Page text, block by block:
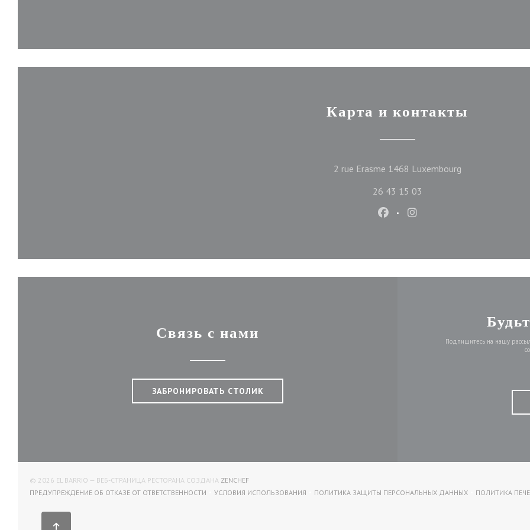
Карта и контакты
2 rue Erasme 1468 Luxembourg
26 43 15 03
Facebook ((открывается в новом
Instagram ((открывается
Связь с нами
ЗАБРОНИРОВАТЬ СТОЛИК
Подпишитесь на нашу
© 2026 EL BARRIO — ВЕБ-СТРАНИЦА РЕСТОРАНА СОЗДАНА ZENCHEF((ОТКРЫВАЕТСЯ В НОВОМ ОКНЕ))
ПРЕДУПРЕЖДЕНИЕ ОБ ОТКАЗЕ ОТ ОТВЕТСТВЕННОСТИ
((ОТКРЫВАЕТСЯ В НОВОМ ОКНЕ))
УСЛОВИЯ ИСПОЛЬЗОВАНИЯ
((ОТКРЫВАЕТСЯ В НОВОМ ОКНЕ))
ПОЛИТИКА ЗАЩИТЫ ПЕРСОНАЛЬНЫХ ДАННЫХ
((ОТКРЫВАЕТСЯ В НОВОМ ОКНЕ))
ПОЛИТИКА